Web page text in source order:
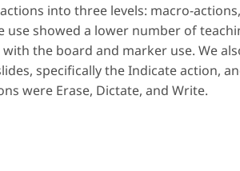
into three levels: macro-
showed a lower number of
the board and marker use. We
specifically theIndicateaction,
were Erase, Dictate, and Write.